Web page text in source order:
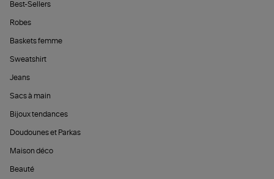
Best-Sellers
Robes
Baskets femme
Sweatshirt
Jeans
Sacs à main
Bijoux tendances
Doudounes et Parkas
Maison déco
Beauté